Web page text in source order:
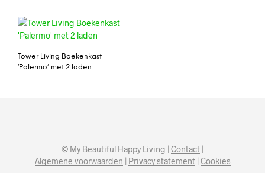
Tower Living Boekenkast
‘Palermo’ met 2 laden
© My Beautiful Happy Living | Contact |
Algemene voorwaarden | Privacy statement| Cookies